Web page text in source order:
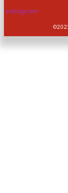
Instagram